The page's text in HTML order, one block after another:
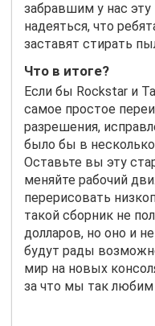
забравшим у нас
надеяться, что
заставят стирать
Что в итоге?
Если бы Rockstar и
самое простое
разрешения,
было бы в
Оставьте вы эту
меняйте рабочий
перерисовать
такой сборник не
долларов, но оно и
будут рады
мир на новых
за что мы так